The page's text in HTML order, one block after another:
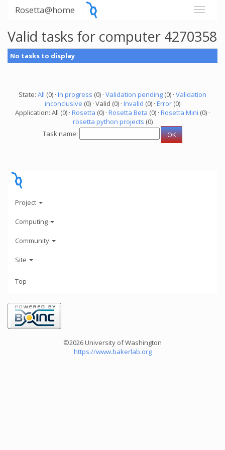
Rosetta@home
Valid tasks for computer 4270358
No tasks to display
State: All (0) · In progress (0) · Validation pending (0) · Validation
inconclusive (0) · Valid (0) · Invalid (0) · Error (0)
Application: All (0) · Rosetta (0) · Rosetta Beta (0) · Rosetta Mini (0) ·
rosetta python projects (0)
Task name:
Project
Computing
Community
Site
Top
©2026 University of Washington
https://www.bakerlab.org